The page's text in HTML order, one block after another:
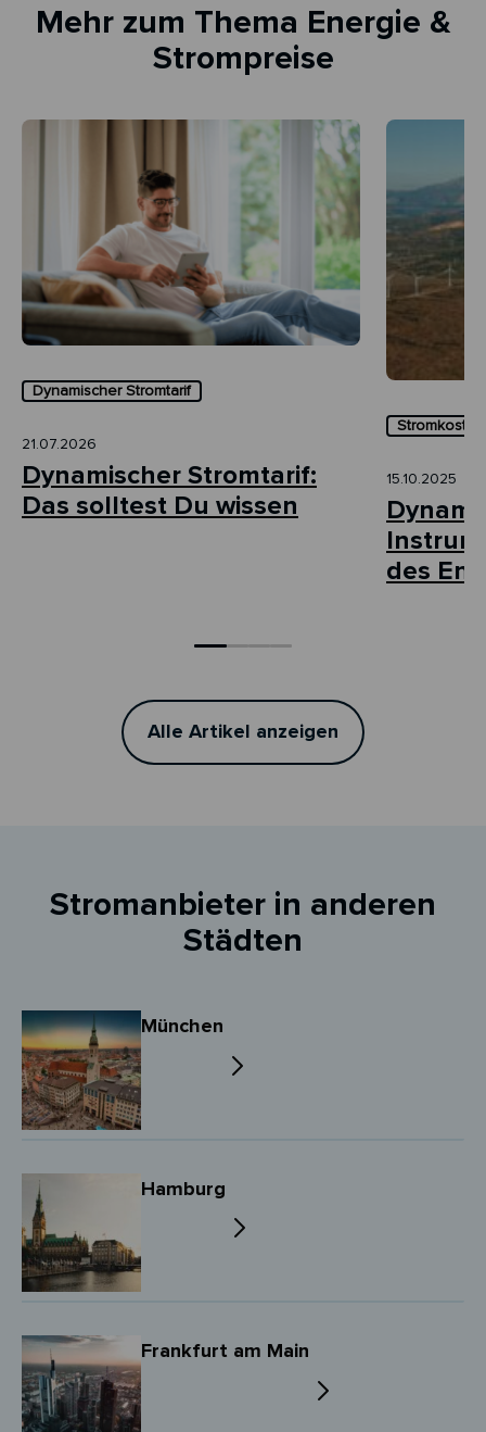
Mehr zum Thema Energie &
Strompreise
Dynamischer Stromtarif
21.07.2026
Dynamischer Stromtarif:
Das solltest Du wissen
15.10.2025
des
Alle Artikel anzeigen
Stromanbieter in anderen
Städten
München
Hamburg
Frankfurt am Main